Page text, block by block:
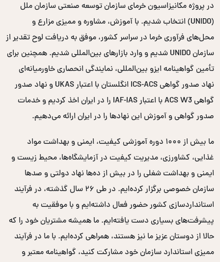
در پروژه مکانیزاسیون خرمای سازمان توسعه صنعتی سازمان ملل
(UNIDO) انتخاب شدیم. با آموزش، مشاوره و ممیزی مزارع و
محل‌های فرآوری خرما در سراسر کشور، موفق به دریافت لوح تقدیر از
سازمان UNIDO شدیم و وارد بازارهای بین‌المللی شدیم. همچنین برای
تأمین گواهینامه ایزو بین‌المللی، نمایندگی انحصاری خاورمیانه‌ای
نهاد صدور گواهی ICS-ACS انگلستان با اعتبار UKAS و نهاد صدور
گواهی ACS W3 با اعتبار IAF-IAS را در ایران اخذ کردیم و خدمات
صدور گواهی و آموزش این نهادها را در ایران ارائه می‌دهیم.
ما بیش از ۱۰۰۰ دوره آموزشی کیفیت، ایمنی و بهداشت مواد
غذایی، کشاورزی، مدیریت کیفیت در آزمایشگاه‌ها، محیط زیست و
ایمنی و بهداشت شغلی را در بیش از ده‌ها نهاد دولتی و صدها
سازمان خصوصی برگزار کرده‌ایم. در طی ۲۶ سال گذشته، در فرآیند
استانداردسازی کشور حضور فعال داشته‌ایم و با موفقیت به
پیشرفت‌های بسیاری دست یافته‌ایم. ما همیشه مشتریان خود را که
حالا از دوستان عزیز ما نیز هستند، همراهی کرده‌ایم. با ما در فرآیند
ممیزی استاندارد سازمان خود مشارکت کنید، گواهینامه معتبر و